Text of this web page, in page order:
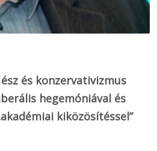
és konzervativizmus
hegemóniával és
kiközösítéssel”